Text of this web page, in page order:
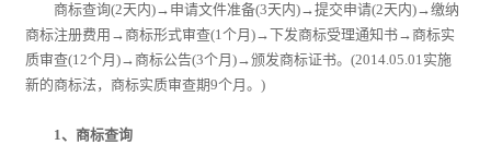
商标查询(2天内)→申请文件准备(3天内)→提交申请(2天内)→缴纳
商标注册费用→商标形式审查(1个月)→下发商标受理通知书→商标实
质审查(12个月)→商标公告(3个月)→颁发商标证书。(2014.05.01实施
新的商标法，商标实质审查期9个月。)
1、商标查询